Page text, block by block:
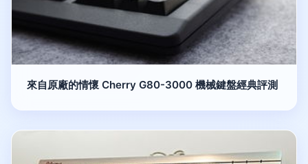
來自原廠的情懷 Cherry G80-3000 機械鍵盤經典評測